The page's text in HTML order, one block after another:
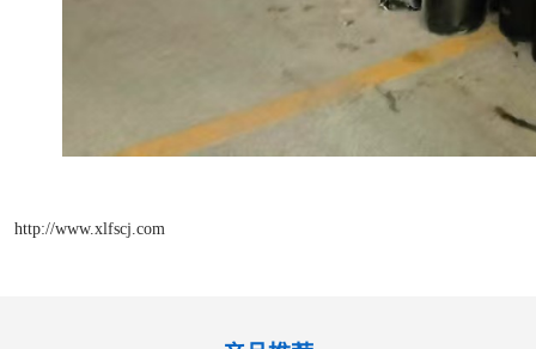
http://www.xlfscj.com